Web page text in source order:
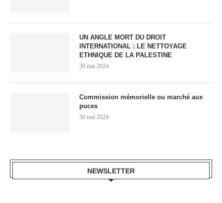
UN ANGLE MORT DU DROIT
INTERNATIONAL : LE NETTOYAGE
ETHNIQUE DE LA PALESTINE
30 mai 2024
Commission mémorielle ou marché aux
puces
30 mai 2024
NEWSLETTER